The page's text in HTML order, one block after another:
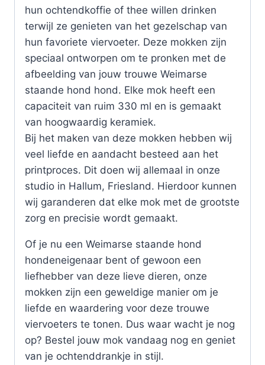
hun ochtendkoffie of thee willen drinken
terwijl ze genieten van het gezelschap van
hun favoriete viervoeter. Deze mokken zijn
speciaal ontworpen om te pronken met de
afbeelding van jouw trouwe Weimarse
staande hond hond. Elke mok heeft een
capaciteit van ruim 330 ml en is gemaakt
van hoogwaardig keramiek.
Bij het maken van deze mokken hebben wij
veel liefde en aandacht besteed aan het
printproces. Dit doen wij allemaal in onze
studio in Hallum, Friesland. Hierdoor kunnen
wij garanderen dat elke mok met de grootste
zorg en precisie wordt gemaakt.
Of je nu een Weimarse staande hond
hondeneigenaar bent of gewoon een
liefhebber van deze lieve dieren, onze
mokken zijn een geweldige manier om je
liefde en waardering voor deze trouwe
viervoeters te tonen. Dus waar wacht je nog
op? Bestel jouw mok vandaag nog en geniet
van je ochtenddrankje in stijl.